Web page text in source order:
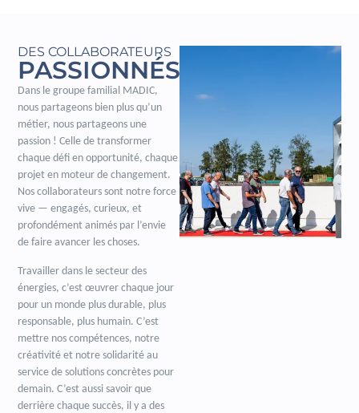
DES COLLABORATEURS
PASSIONNÉS
Dans le groupe familial MADIC,
nous partageons bien plus qu’un
métier, nous partageons une
passion ! Celle de transformer
chaque défi en opportunité, chaque
projet en moteur de changement.
Nos collaborateurs sont notre force
vive — engagés, curieux, et
profondément animés par l’envie
de faire avancer les choses.
Travailler dans le secteur des
énergies, c’est œuvrer chaque jour
pour un monde plus durable, plus
responsable, plus humain. C’est
mettre nos compétences, notre
créativité et notre solidarité au
service de solutions concrètes pour
demain. C’est aussi savoir que
derrière chaque succès, il y a des